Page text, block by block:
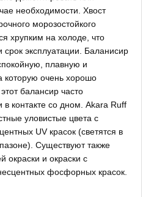
необходимости. Хвост
морозостойкого
хрупким на холоде, что
эксплуатации. Баланисир
плавную и
которую очень хорошо
балансир часто
в контакте со дном. Akara Ruff
уловистые цвета с
UV красок (светятся в
Существуют также
окраски и окраски с
фосфорных красок.